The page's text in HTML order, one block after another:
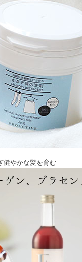
健やかな髪を育む